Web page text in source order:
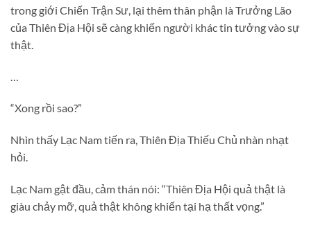
trong giới Chiến Trận Sư, lại thêm thân phận là Trưởng Lão
của Thiên Địa Hội sẽ càng khiến người khác tin tưởng vào sự
thật.
“Xong rồi sao?”
Nhìn thấy Lạc Nam tiến ra, Thiên Địa Thiếu Chủ nhàn nhạt
hỏi.
Lạc Nam gật đầu, cảm thán nói: “Thiên Địa Hội quả thật là
giàu chảy mỡ, quả thật không khiến tại hạ thất vọng.”